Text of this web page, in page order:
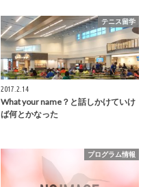
テニス留学
2017.2.14
What your name？と話しかけていけ
ば何とかなった
プログラム情報